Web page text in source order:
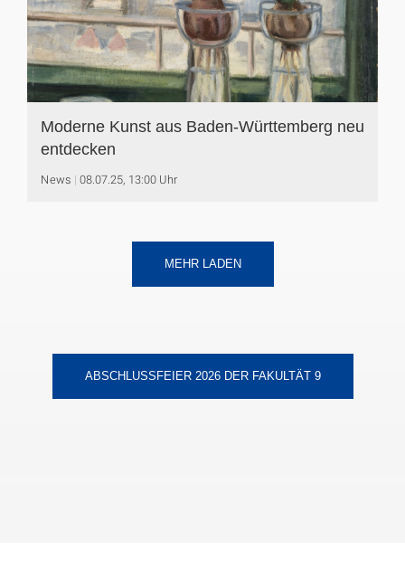
Moderne Kunst aus Baden-Württemberg neu
entdecken
News 08.07.25, 13:00 Uhr
MEHR LADEN
ABSCHLUSSFEIER 2026 DER FAKULTÄT 9